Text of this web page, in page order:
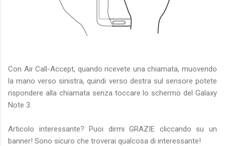
Con Air Call-Accept, quando ricevete una chiamata, muovendo
la mano verso sinistra, quindi verso destra sul sensore potete
rispondere alla chiamata senza toccare lo schermo del Galaxy
Note 3.
Articolo interessante? Puoi dirmi GRAZIE cliccando su un
banner! Sono sicuro che troverai qualcosa di interessante!